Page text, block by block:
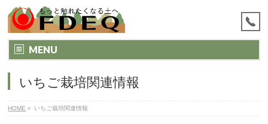
MENU
いちご栽培関連情報
HOME » いちご栽培関連情報